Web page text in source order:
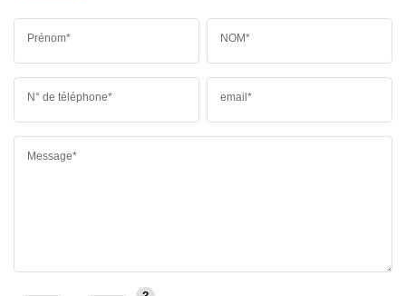
Prénom* NOM*
N° de téléphone* email*
Message*